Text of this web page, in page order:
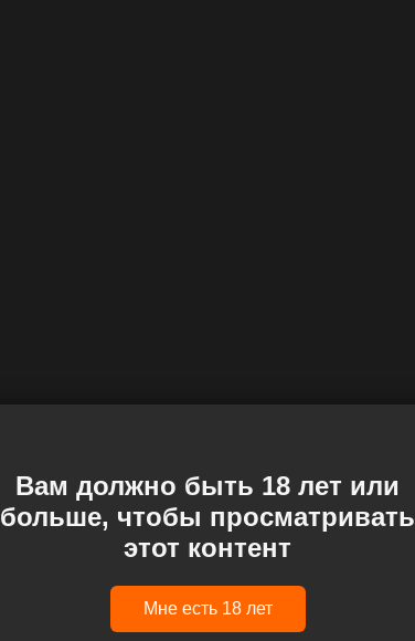
Вам должно быть 18 лет или
больше, чтобы просматривать
этот контент
Мне есть 18 лет